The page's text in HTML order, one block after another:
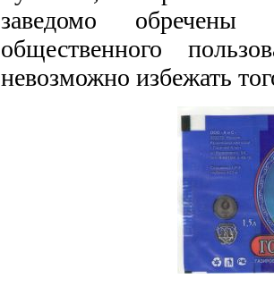
заведомо
общественного
невозможно избежать